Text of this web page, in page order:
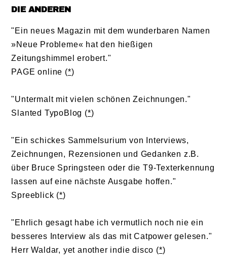
DIE ANDEREN
"Ein neues Magazin mit dem wunderbaren Namen
»Neue Probleme« hat den hießigen
Zeitungshimmel erobert."
PAGE online (*)
"Untermalt mit vielen schönen Zeichnungen."
Slanted TypoBlog (*)
"Ein schickes Sammelsurium von Interviews,
Zeichnungen, Rezensionen und Gedanken z.B.
über Bruce Springsteen oder die T9-Texterkennung
lassen auf eine nächste Ausgabe hoffen."
Spreeblick (*)
"Ehrlich gesagt habe ich vermutlich noch nie ein
besseres Interview als das mit Catpower gelesen."
Herr Waldar, yet another indie disco (*)